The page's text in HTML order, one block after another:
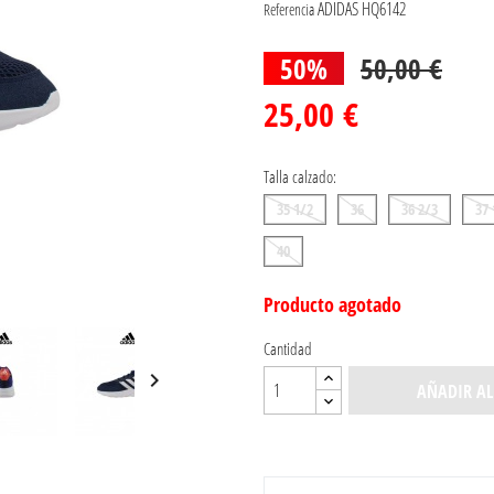

ReferenciaADIDAS HQ6142
50% 50,00 €
25,00 €
Talla calzado:
35 1/2 36 36 2/3 37
40
Producto agotado
Cantidad
AÑADIR